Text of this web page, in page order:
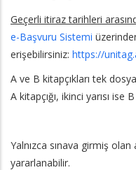
Geçerli itiraz tarihleri
e-Başvuru Sistemi
erişebilirsiniz: https://
A ve B kitapçıkları tek
A kitapçığı, ikinci yarısı ise B
Yalnızca sınava girmiş
yararlanabilir.